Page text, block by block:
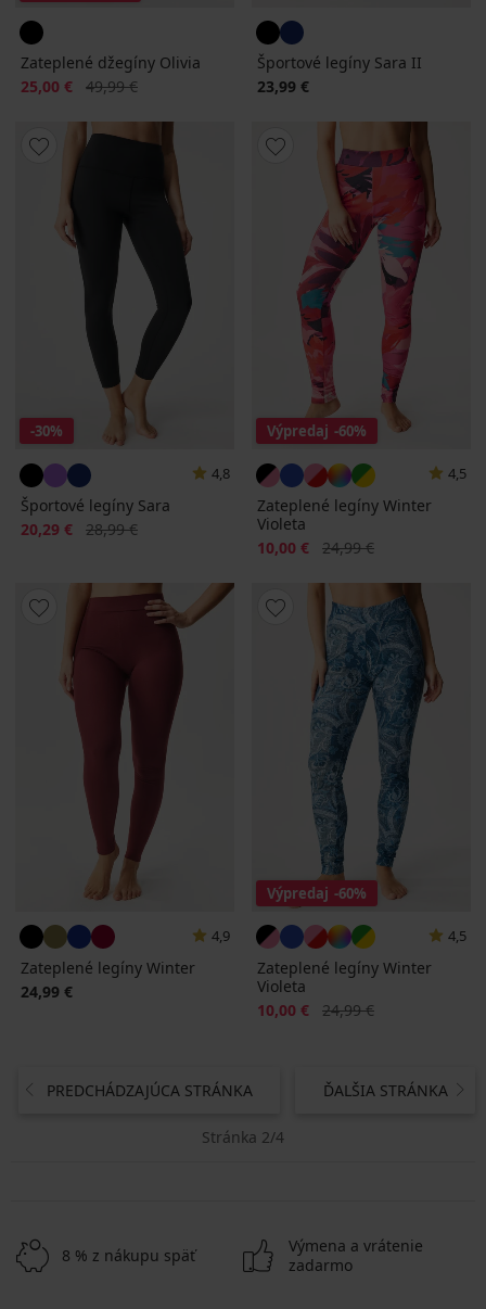
Zateplené džegíny Olivia
Zľava
25,00 € Pôvodná cena
49,99 €
Športové legíny Sara II
23,99 €
-30%
4,8
Športové legíny Sara
Zľava
20,29 € Pôvodná cena
28,99 €
Výpredaj -60%
4,5
Zateplené legíny Winter
Violeta
Zľava
10,00 € Pôvodná cena
24,99 €
4,9
Zateplené legíny Winter
24,99 €
Výpredaj -60%
4,5
Zateplené legíny Winter
Violeta
Zľava
10,00 € Pôvodná cena
24,99 €
PREDCHÁDZAJÚCA STRÁNKA ĎALŠIA STRÁNKA
Stránka 2/4
8 % z nákupu späť
Výmena a vrátenie
zadarmo